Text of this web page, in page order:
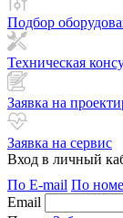
Подбор
Техническая
Заявка на
Заявка на сервис
Вход в личный
По E-mail По
Email